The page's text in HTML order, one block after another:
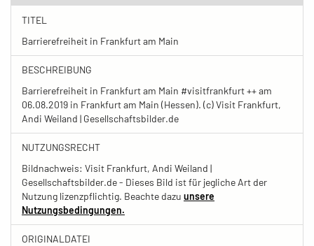
TITEL
Barrierefreiheit in Frankfurt am Main
BESCHREIBUNG
Barrierefreiheit in Frankfurt am Main #visitfrankfurt ++ am
06.08.2019 in Frankfurt am Main (Hessen). (c) Visit Frankfurt,
Andi Weiland | Gesellschaftsbilder.de
NUTZUNGSRECHT
Bildnachweis: Visit Frankfurt, Andi Weiland |
Gesellschaftsbilder.de - Dieses Bild ist für jegliche Art der
Nutzung lizenzpflichtig. Beachte dazu unsere
Nutzungsbedingungen.
ORIGINALDATEI